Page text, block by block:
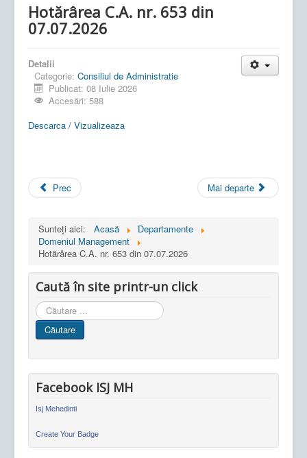
Hotărârea C.A. nr. 653 din
07.07.2026
Detalii
Categorie: Consiliul de Administratie
Publicat: 08 Iulie 2026
Accesări: 588
Descarca / Vizualizeaza
Prec Mai departe
Sunteți aici: Acasă
Departamente
Domeniul Management
Hotărârea C.A. nr. 653 din 07.07.2026
Caută în site printr-un click
Cauta
in
site
Căutare
Facebook ISJ MH
Isj Mehedinti
Create Your Badge